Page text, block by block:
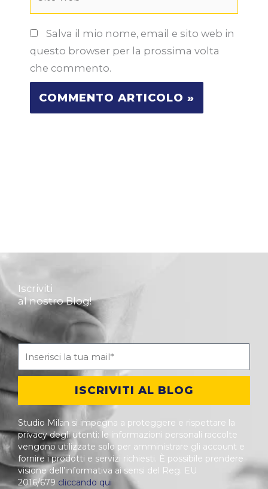
Salva il mio nome, email e sito web in
questo browser per la prossima volta
che commento.
Iscriviti
al nostro Blog!
ISCRIVITI AL BLOG
Studio Milan si impegna a proteggere e rispettare la
privacy degli utenti: le informazioni personali raccolte
vengono utilizzate solo per amministrare gli account e
fornire i prodotti e servizi richiesti. È possibile prendere
visione dell’informativa ai sensi del Reg. EU
2016/679 cliccando qui